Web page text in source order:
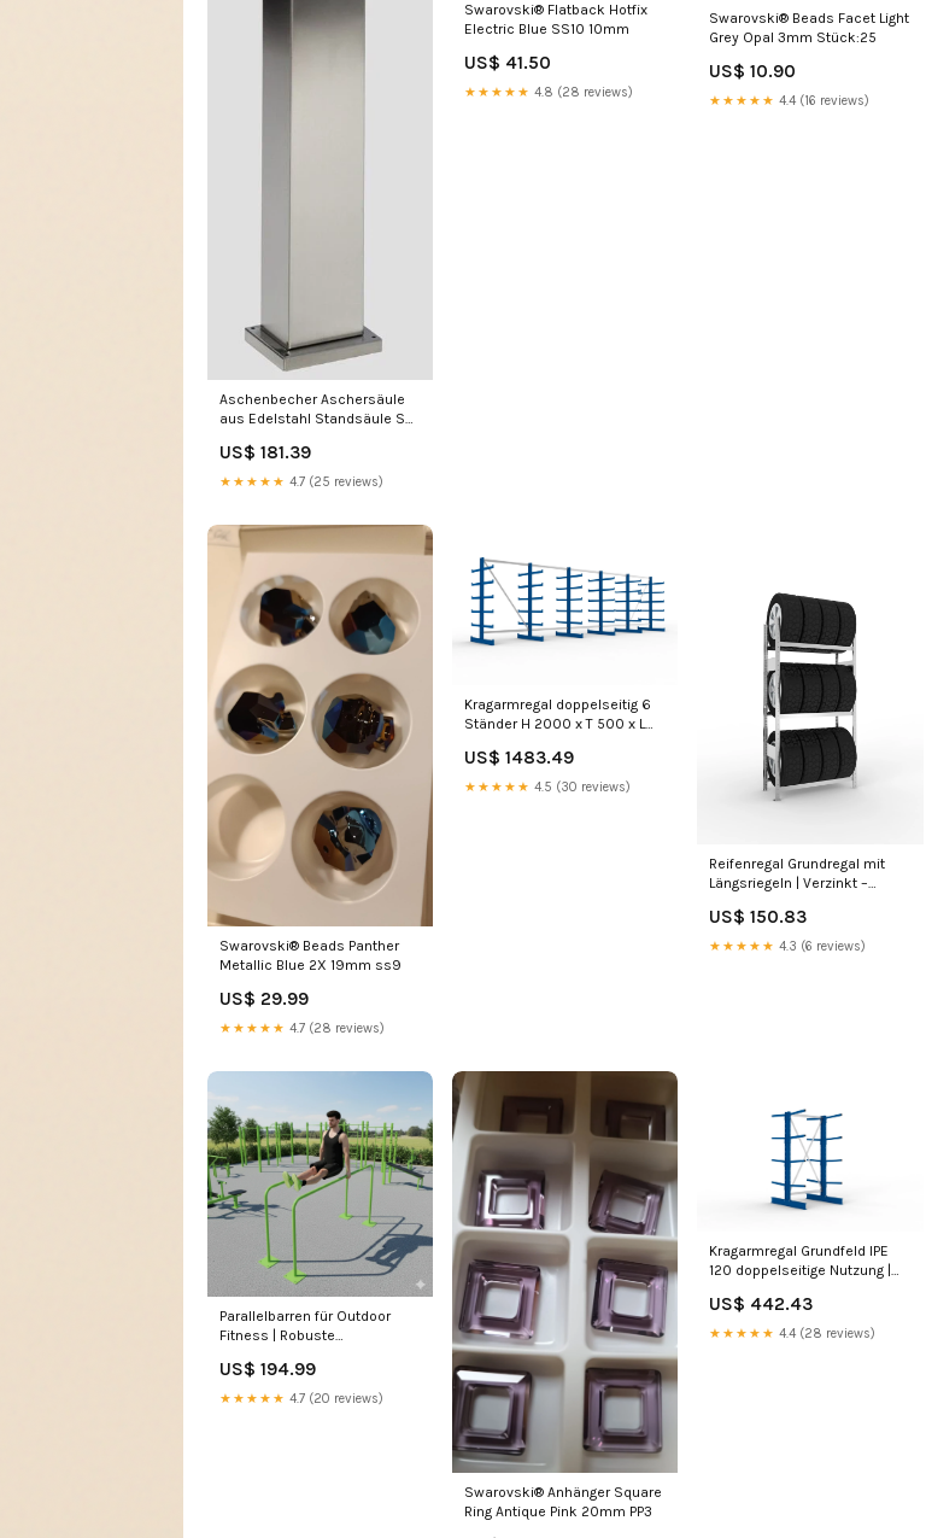
Aschenbecher Aschersäule
aus Edelstahl Standsäule SG
US$ 181.39
★★★★★ 4.7 (25 reviews)
Swarovski® Flatback Hotfix
Electric Blue SS10 10mm
US$ 41.50
★★★★★ 4.8 (28 reviews)
Swarovski® Beads Facet Light
Grey Opal 3mm Stück:25
US$ 10.90
★★★★★ 4.4 (16 reviews)
Swarovski® Beads Panther
Metallic Blue 2X 19mm ss9
US$ 29.99
★★★★★ 4.7 (28 reviews)
Kragarmregal doppelseitig 6
Ständer H 2000 x T 500 x L
Palettenregalsystem
US$ 1483.49
★★★★★ 4.5 (30 reviews)
Reifenregal Grundregal mit
Längsriegeln | Verzinkt –
mm 4 Ebenen
US$ 150.83
★★★★★ 4.3 (6 reviews)
Parallelbarren für Outdoor
Fitness | Robuste
Grundregal
US$ 194.99
★★★★★ 4.7 (20 reviews)
Swarovski® Anhänger Square
Ring Antique Pink 20mm PP3
Kragarmregal Grundfeld IPE
120 doppelseitige Nutzung |
Werkzeugschrank
US$ 442.43
★★★★★ 4.4 (28 reviews)